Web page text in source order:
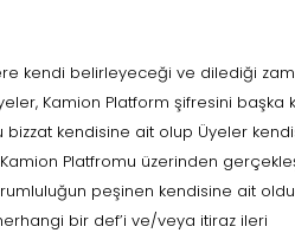
kendi belirleyeceği ve dilediği
Kamion Platform şifresini başka
kendisine ait olup Üyeler
Platfromu üzerinden
peşinen kendisine ait
bir def’i ve/veya itiraz ileri